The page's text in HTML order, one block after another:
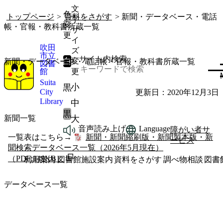
吹田
市立
図書
館
Suita
City
Library
色
変
更
白
黒
黒
文
字
サ
イ
ズ
変
更
小
中
大
サイト内検索
音声読み上げ Language障がい者サ
ービス
利用案内 図書館施設案内 資料をさがす 調べ物相談 図書
トップページ >資料をさがす > 新聞・データベース・電話
帳・官報・教科書所蔵一覧
新聞・データベース・電話帳・官報・教科書所蔵一覧
更新日：2020年12月3日
新聞一覧
一覧表はこちら→
新聞・新聞縮刷版・新聞製本版・新
聞検索データベース一覧（2026年5月現在）
（PDF:149KB）
データベース一覧